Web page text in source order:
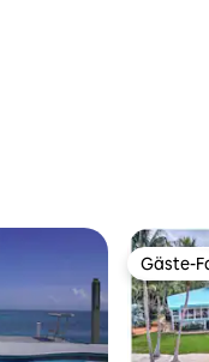
Gäste-
Gäste-